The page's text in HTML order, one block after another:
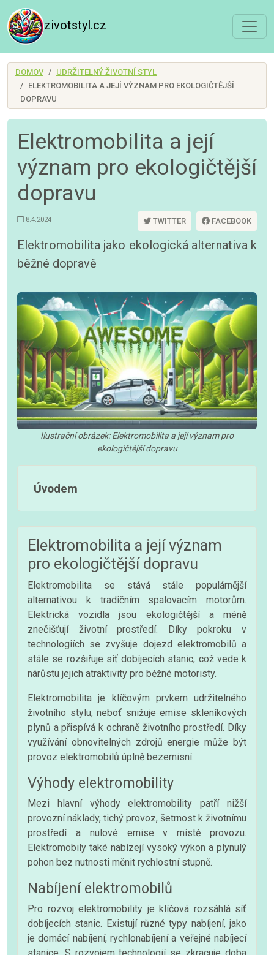
zivotstyl.cz
DOMOV
UDRŽITELNÝ ŽIVOTNÍ STYL
ELEKTROMOBILITA A JEJÍ VÝZNAM PRO EKOLOGIČTĚJŠÍ
DOPRAVU
Elektromobilita a její
význam pro ekologičtější
dopravu
8.4.2024 TWITTER FACEBOOK
Elektromobilita jako ekologická alternativa k
běžné dopravě
Ilustrační obrázek: Elektromobilita a její význam pro
ekologičtější dopravu
Úvodem
Elektromobilita a její význam
pro ekologičtější dopravu
Elektromobilita se stává stále populárnější
alternativou k tradičním spalovacím motorům.
Elektrická vozidla jsou ekologičtější a méně
znečišťují životní prostředí. Díky pokroku v
technologiích se zvyšuje dojezd elektromobilů a
stále se rozšiřuje síť dobíjecích stanic, což vede k
nárůstu jejich atraktivity pro běžné motoristy.
Elektromobilita je klíčovým prvkem udržitelného
životního stylu, neboť snižuje emise skleníkových
plynů a přispívá k ochraně životního prostředí. Díky
využívání obnovitelných zdrojů energie může být
provoz elektromobilů úplně bezemisní.
Výhody elektromobility
Mezi hlavní výhody elektromobility patří nižší
provozní náklady, tichý provoz, šetrnost k životnímu
prostředí a nulové emise v místě provozu.
Elektromobily také nabízejí vysoký výkon a plynulý
pohon bez nutnosti měnit rychlostní stupně.
Nabíjení elektromobilů
Pro rozvoj elektromobility je klíčová rozsáhlá síť
dobíjecích stanic. Existují různé typy nabíjení, jako
je domácí nabíjení, rychlonabíjení a veřejné nabíjecí